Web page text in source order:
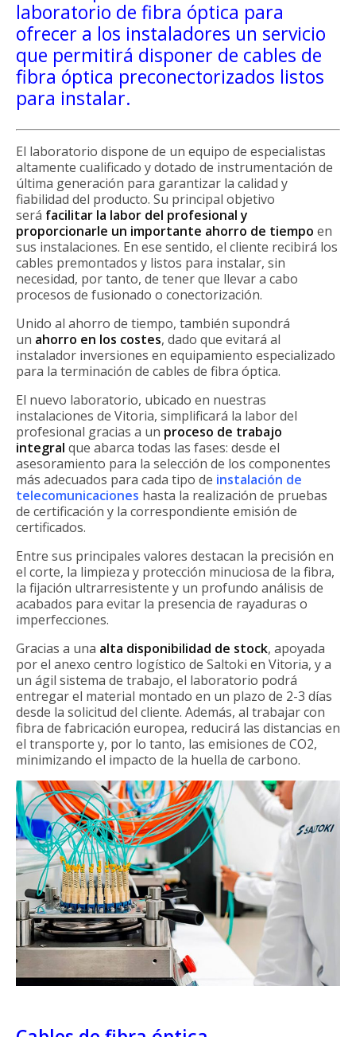
laboratorio de fibra óptica para
ofrecer a los instaladores un servicio
que permitirá disponer de cables de
fibra óptica preconectorizados listos
para instalar.
El laboratorio dispone de un equipo de especialistas
altamente cualificado y dotado de instrumentación de
última generación para garantizar la calidad y
fiabilidad del producto. Su principal objetivo
será facilitar la labor del profesional y
proporcionarle un importante ahorro de tiempo en
sus instalaciones. En ese sentido, el cliente recibirá los
cables premontados y listos para instalar, sin
necesidad, por tanto, de tener que llevar a cabo
procesos de fusionado o conectorización.
Unido al ahorro de tiempo, también supondrá
un ahorro en los costes, dado que evitará al
instalador inversiones en equipamiento especializado
para la terminación de cables de fibra óptica.
El nuevo laboratorio, ubicado en nuestras
instalaciones de Vitoria, simplificará la labor del
profesional gracias a un proceso de trabajo
integral que abarca todas las fases: desde el
asesoramiento para la selección de los componentes
más adecuados para cada tipo de instalación de
telecomunicaciones hasta la realización de pruebas
de certificación y la correspondiente emisión de
certificados.
Entre sus principales valores destacan la precisión en
el corte, la limpieza y protección minuciosa de la fibra,
la fijación ultrarresistente y un profundo análisis de
acabados para evitar la presencia de rayaduras o
imperfecciones.
Gracias a una alta disponibilidad de stock, apoyada
por el anexo centro logístico de Saltoki en Vitoria, y a
un ágil sistema de trabajo, el laboratorio podrá
entregar el material montado en un plazo de 2-3 días
desde la solicitud del cliente. Además, al trabajar con
fibra de fabricación europea, reducirá las distancias en
el transporte y, por lo tanto, las emisiones de CO2,
minimizando el impacto de la huella de carbono.